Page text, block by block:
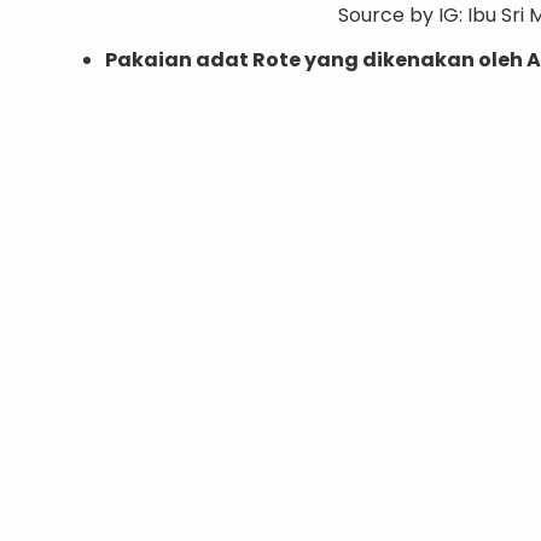
Source by IG: Ibu Sri
Pakaian adat Rote yang dikenakan oleh